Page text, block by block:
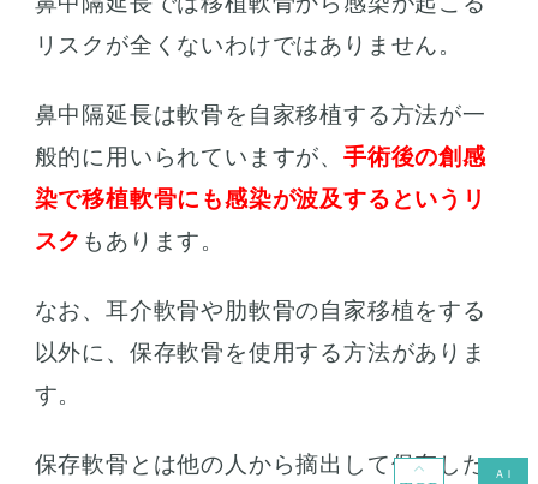
リスクが全くないわけではありません。
鼻中隔延長は軟骨を自家移植する方法が一
般的に用いられていますが、手術後の創感
染で移植軟骨にも感染が波及するというリ
スク もあります。
なお、耳介軟骨や肋軟骨の自家移植をする
以外に、保存軟骨を使用する方法がありま
す。
保存軟骨とは他の人から摘出して保存した